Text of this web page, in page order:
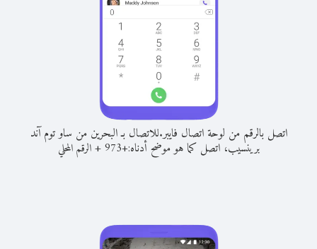
اتصل بالرقم من لوحة اتصال فايبر.للاتصال بـ البحرين من ساو توم آند
برينسيب، اتصل كما هو موضح أدناه:+
973
+الرقم المحلي